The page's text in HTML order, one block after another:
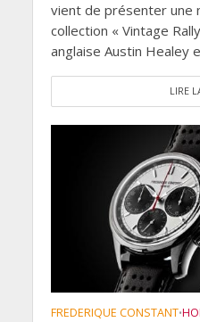
vient de présenter une
collection « Vintage
anglaise Austin Healey
LIRE
FREDERIQUE CONSTANT•